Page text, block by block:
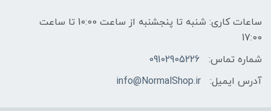
ساعات کاری: شنبه تا پنجشنبه از ساعت 10:00 تا ساعت
17:00
شماره تماس:
09102905226
آدرس ایمیل:
info@NormalShop.ir